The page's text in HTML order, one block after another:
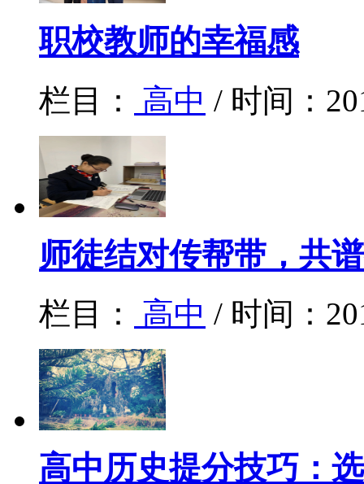
职校教师的幸福感
栏目： 高中 / 时间：
师徒结对传帮带，共
栏目： 高中 / 时间：
高中历史提分技巧：